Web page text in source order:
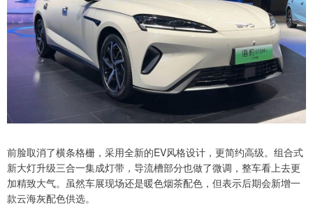
前脸取消了横条格栅，采用全新的EV风格设计，更简约高级。组合式
新大灯升级三合一集成灯带，导流槽部分也做了微调，整车看上去更
加精致大气。虽然车展现场还是暖色烟茶配色，但表示后期会新增一
款云海灰配色供选。